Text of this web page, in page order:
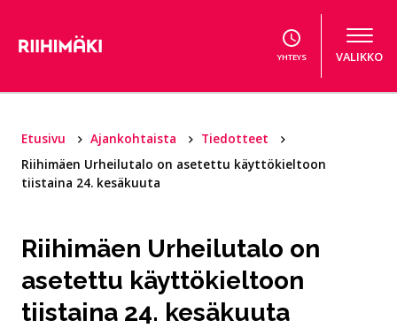
YHTEYS VALIKKO
Etusivu Ajankohtaista
Tiedotteet
Riihimäen Urheilutalo on asetettu käyttökieltoon
tiistaina 24. kesäkuuta
Riihimäen Urheilutalo on
asetettu käyttökieltoon
tiistaina 24. kesäkuuta